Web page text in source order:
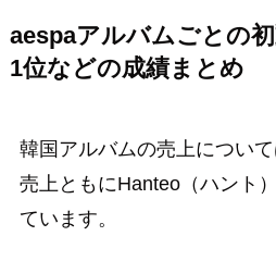
aespaアルバムごとの
1位などの成績まとめ
韓国アルバムの売上につい
売上ともにHanteo（ハント
ています。